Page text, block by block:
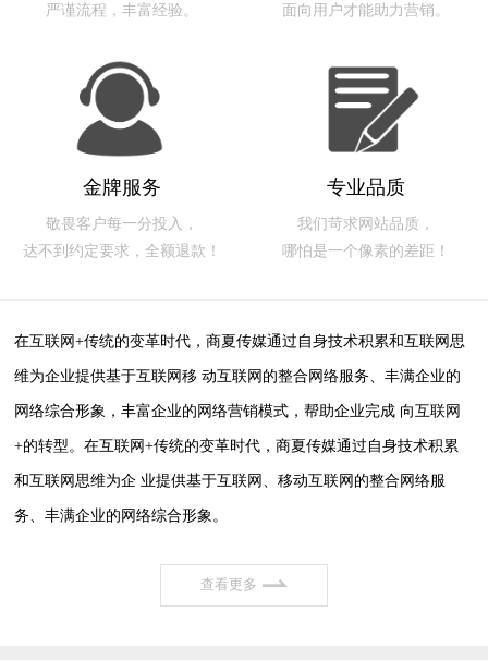
严谨流程，丰富经验。
面向用户才能助力营销。
金牌服务
敬畏客户每一分投入，
达不到约定要求，全额退款！
专业品质
我们苛求网站品质，
哪怕是一个像素的差距！
在互联网+传统的变革时代，商夏传媒通过自身技术积累和互联网思
维为企业提供基于互联网移 动互联网的整合网络服务、丰满企业的
网络综合形象，丰富企业的网络营销模式，帮助企业完成 向互联网
+的转型。在互联网+传统的变革时代，商夏传媒通过自身技术积累
和互联网思维为企 业提供基于互联网、移动互联网的整合网络服
务、丰满企业的网络综合形象。
查看更多